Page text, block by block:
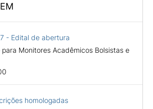
- Edital de abertura
Monitores Acadêmicos Bolsistas e
homologadas